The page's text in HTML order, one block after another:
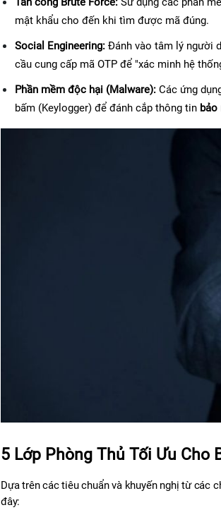
mật khẩu cho đến khi tìm được mã đúng.
Social Engineering: Đánh vào tâm lý người
cầu cung cấp mã OTP để "xác minh hệ
Phần mềm độc hại (Malware): Các ứng
bấm (Keylogger) để đánh cắp thông tin bảo
5 Lớp Phòng Thủ Tối Ưu Cho
Dựa trên các tiêu chuẩn và khuyến nghị từ các
đây: